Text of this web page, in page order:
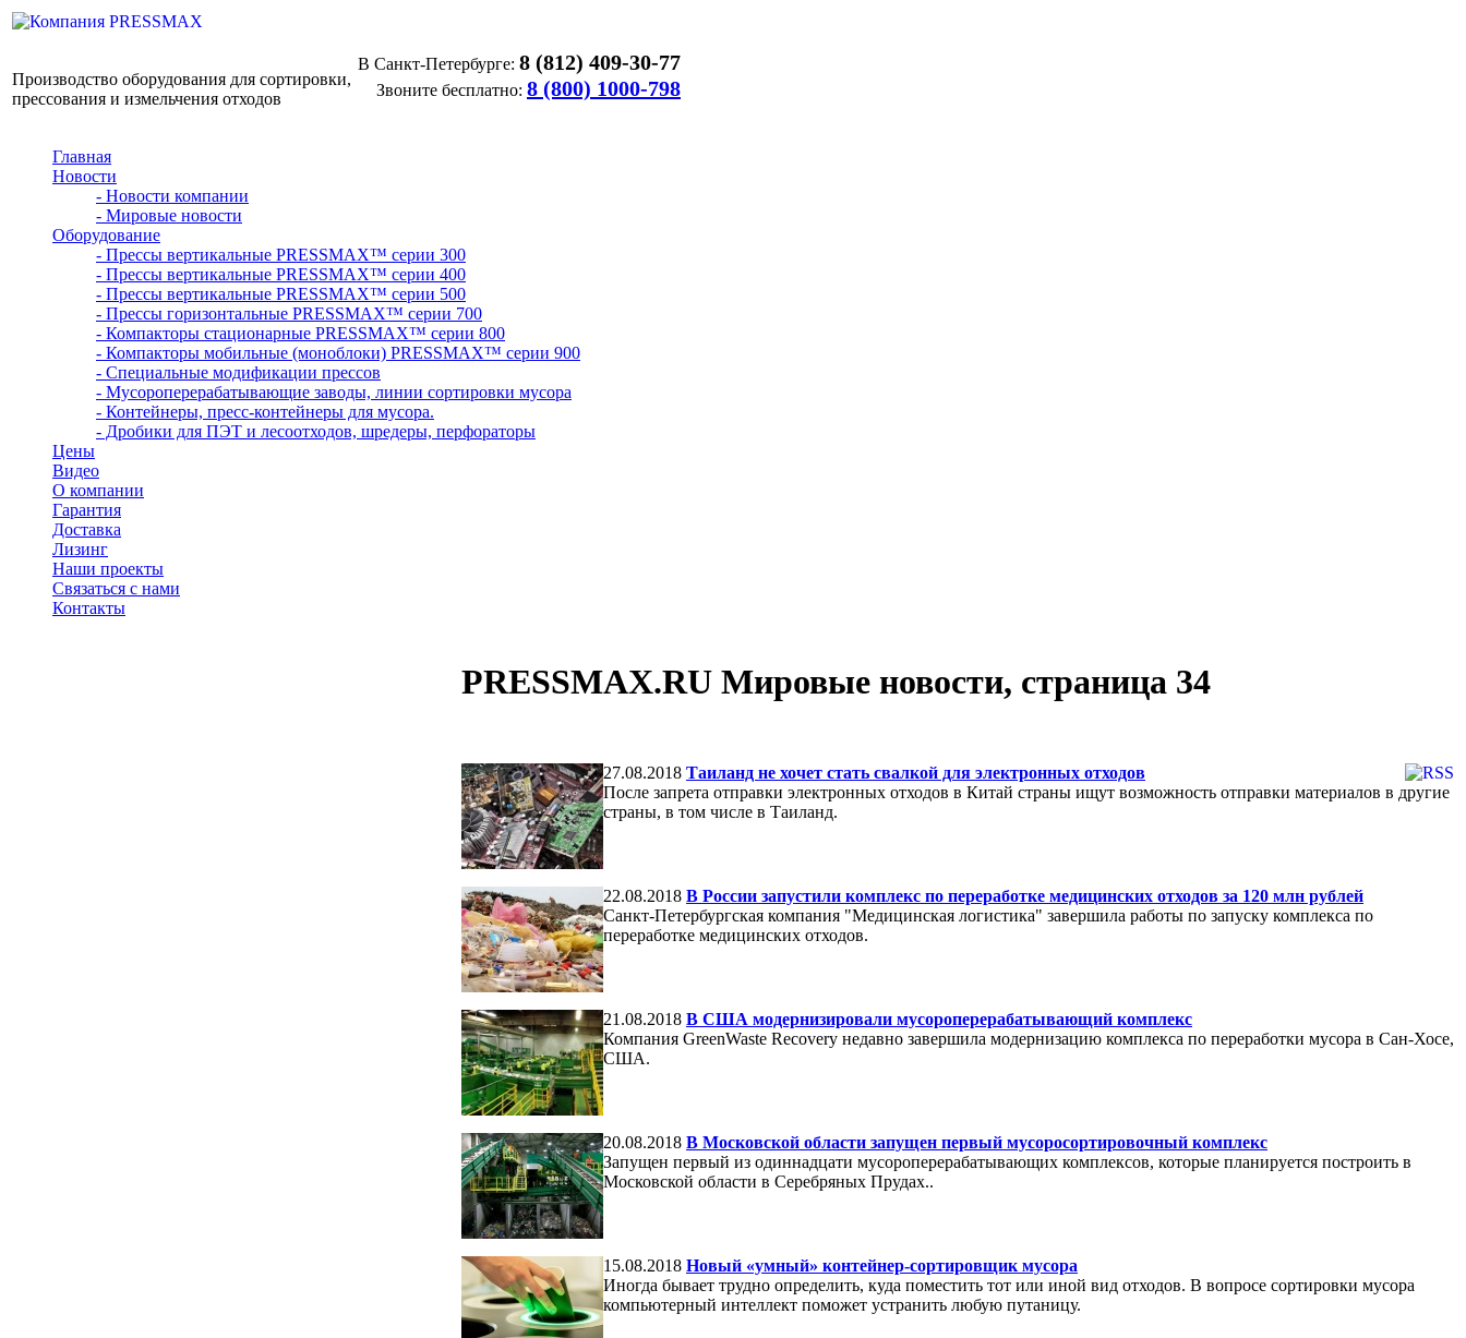
Производство оборудования для сортировки,
прессования и измельчения отходов
В Санкт-Петербурге: 8 (812) 409-30-77
Звоните бесплатно: 8 (800) 1000-798
Главная
Новости
- Новости компании
- Мировые новости
Оборудование
- Прессы вертикальные PRESSMAX™ серии 300
- Прессы вертикальные PRESSMAX™ серии 400
- Прессы вертикальные PRESSMAX™ серии 500
- Прессы горизонтальные PRESSMAX™ серии 700
- Компакторы стационарные PRESSMAX™ серии 800
- Компакторы мобильные (моноблоки) PRESSMAX™ серии 900
- Специальные модификации прессов
- Мусороперерабатывающие заводы, линии сортировки мусора
- Контейнеры, пресс-контейнеры для мусора.
- Дробики для ПЭТ и лесоотходов, шредеры, перфораторы
Цены
Видео
О компании
Гарантия
Доставка
Лизинг
Наши проекты
Связаться с нами
Контакты
PRESSMAX.RU Мировые новости, страница 34
27.08.2018 Таиланд не хочет стать свалкой для электронных отходов
После запрета отправки электронных отходов в Китай страны ищут возможность отправки материалов в другие
страны, в том числе в Таиланд.
22.08.2018 В России запустили комплекс по переработке медицинских отходов за 120 млн рублей
Санкт-Петербургская компания "Медицинская логистика" завершила работы по запуску комплекса по
переработке медицинских отходов.
21.08.2018 В США модернизировали мусороперерабатывающий комплекс
Компания GreenWaste Recovery недавно завершила модернизацию комплекса по переработки мусора в Сан-Хосе,
США.
20.08.2018 В Московской области запущен первый мусоросортировочный комплекс
Запущен первый из одиннадцати мусороперерабатывающих комплексов, которые планируется построить в
Московской области в Серебряных Прудах..
15.08.2018 Новый «умный» контейнер-сортировщик мусора
Иногда бывает трудно определить, куда поместить тот или иной вид отходов. В вопросе сортировки мусора
компьютерный интеллект поможет устранить любую путаницу.